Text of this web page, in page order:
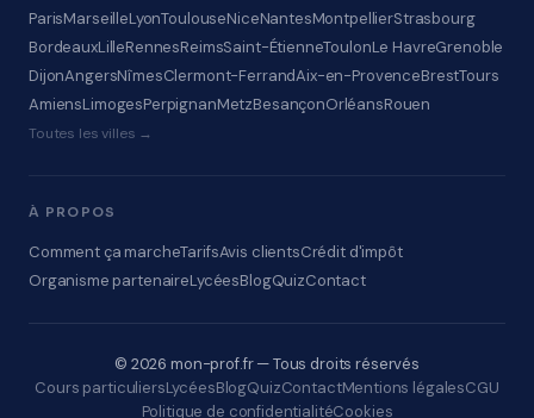
ParisMarseilleLyonToulouseNiceNantesMontpellierStrasbourg
BordeauxLilleRennesReimsSaint-ÉtienneToulonLe HavreGrenoble
DijonAngersNîmesClermont-FerrandAix-en-ProvenceBrestTours
AmiensLimogesPerpignanMetzBesançonOrléansRouen
Toutes les villes →
À PROPOS
Comment ça marcheTarifsAvis clientsCrédit d'impôt
Organisme partenaireLycéesBlogQuizContact
© 2026 mon-prof.fr — Tous droits réservés
Cours particuliersLycéesBlogQuizContactMentions légalesCGU
Politique de confidentialitéCookies